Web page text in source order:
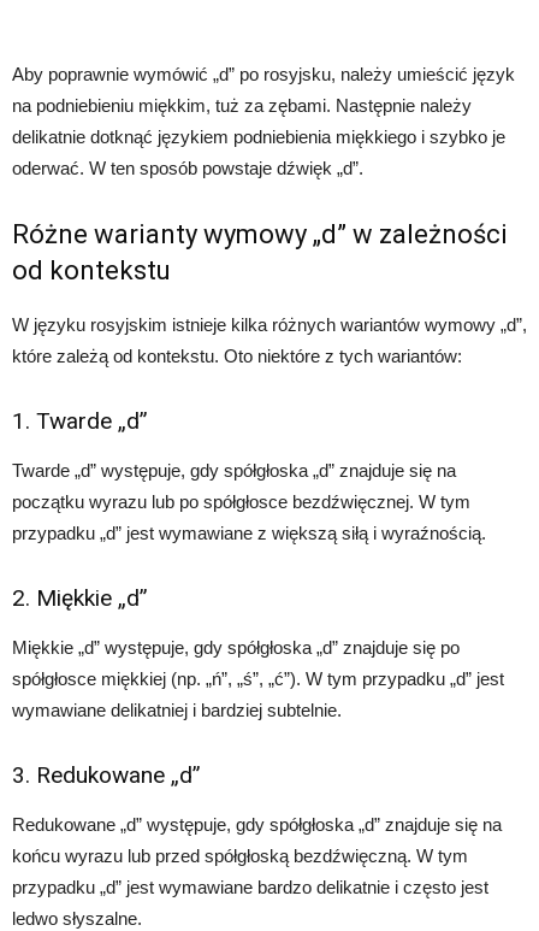
Aby poprawnie wymówić „d” po rosyjsku, należy umieścić język
na podniebieniu miękkim, tuż za zębami. Następnie należy
delikatnie dotknąć językiem podniebienia miękkiego i szybko je
oderwać. W ten sposób powstaje dźwięk „d”.
Różne warianty wymowy „d” w zależności
od kontekstu
W języku rosyjskim istnieje kilka różnych wariantów wymowy „d”,
które zależą od kontekstu. Oto niektóre z tych wariantów:
1. Twarde „d”
Twarde „d” występuje, gdy spółgłoska „d” znajduje się na
początku wyrazu lub po spółgłosce bezdźwięcznej. W tym
przypadku „d” jest wymawiane z większą siłą i wyraźnością.
2. Miękkie „d”
Miękkie „d” występuje, gdy spółgłoska „d” znajduje się po
spółgłosce miękkiej (np. „ń”, „ś”, „ć”). W tym przypadku „d” jest
wymawiane delikatniej i bardziej subtelnie.
3. Redukowane „d”
Redukowane „d” występuje, gdy spółgłoska „d” znajduje się na
końcu wyrazu lub przed spółgłoską bezdźwięczną. W tym
przypadku „d” jest wymawiane bardzo delikatnie i często jest
ledwo słyszalne.